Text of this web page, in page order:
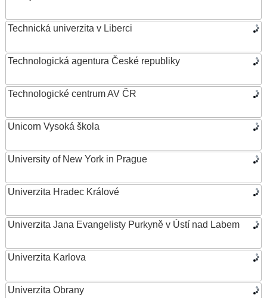
Technická univerzita v Liberci
Technologická agentura České republiky
Technologické centrum AV ČR
Unicorn Vysoká škola
University of New York in Prague
Univerzita Hradec Králové
Univerzita Jana Evangelisty Purkyně v Ústí nad Labem
Univerzita Karlova
Univerzita Obrany